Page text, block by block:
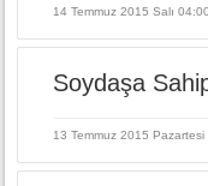
14 Temmuz 2015 Salı 04:00
Soydaşa
13 Temmuz 2015 Pazartesi